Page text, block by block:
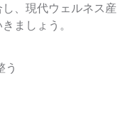
、現代ウェルネス産
ましょう。